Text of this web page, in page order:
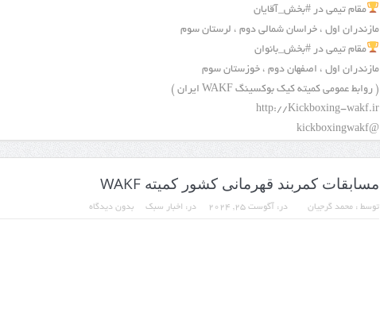
مقام تیمی در #بخش_آقایان
مازندران اول ، خراسان شمالی دوم ، لرستان سوم
مقام تیمی در #بخش_بانوان
مازندران اول ، اصفهان دوم ، خوزستان سوم
( روابط عمومی کمیته کیک بوکسینگ WAKF ایران )
http://Kickboxing-wakf.ir
@kickboxingwakf
مسابقات کمربند قهرمانی کشور کمیته WAKF
توسط :محمد گرجیان در: آگوست 25, 2024 در: اخبار سبک بدون دیدگاه